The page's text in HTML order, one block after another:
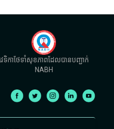
េទិកាថែទាំសុខភាពដែលបានបញ្ជាក់
NABH